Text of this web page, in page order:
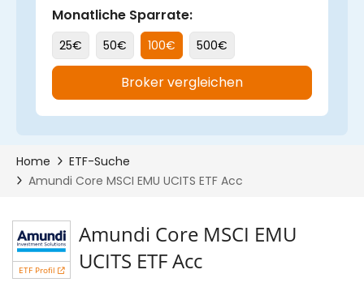
ETF Profil
Amundi Core MSCI EMU
UCITS ETF Acc